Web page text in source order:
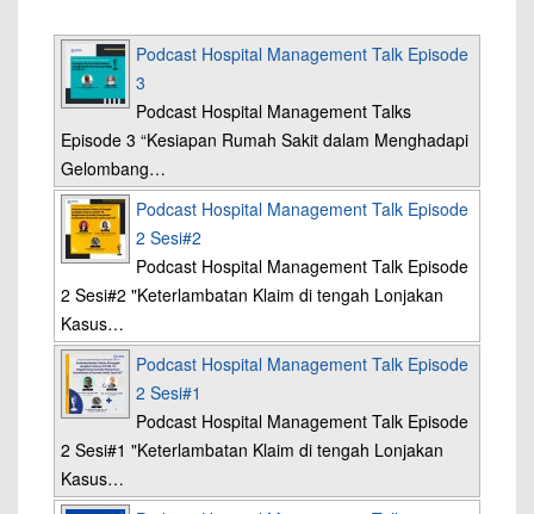
Podcast Hospital Management Talk Episode
3
Podcast Hospital Management Talks
Episode 3 “Kesiapan Rumah Sakit dalam Menghadapi
Gelombang…
Podcast Hospital Management Talk Episode
2 Sesi#2
Podcast Hospital Management Talk Episode
2 Sesi#2 "Keterlambatan Klaim di tengah Lonjakan
Kasus…
Podcast Hospital Management Talk Episode
2 Sesi#1
Podcast Hospital Management Talk Episode
2 Sesi#1 "Keterlambatan Klaim di tengah Lonjakan
Kasus…